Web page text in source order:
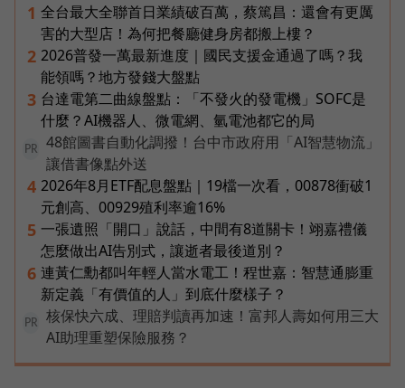
1 全台最大全聯首日業績破百萬，蔡篤昌：還會有更厲
害的大型店！為何把餐廳健身房都搬上樓？
2 2026普發一萬最新進度｜國民支援金通過了嗎？我
能領嗎？地方發錢大盤點
3 台達電第二曲線盤點：「不發火的發電機」SOFC是
什麼？AI機器人、微電網、氫電池都它的局
PR
48館圖書自動化調撥！台中市政府用「AI智慧物流」
讓借書像點外送
4 2026年8月ETF配息盤點｜19檔一次看，00878衝破1
元創高、00929殖利率逾16%
5 一張遺照「開口」說話，中間有8道關卡！翊嘉禮儀
怎麼做出AI告別式，讓逝者最後道別？
6 連黃仁勳都叫年輕人當水電工！程世嘉：智慧通膨重
新定義「有價值的人」到底什麼樣子？
PR
核保快六成、理賠判讀再加速！富邦人壽如何用三大
AI助理重塑保險服務？